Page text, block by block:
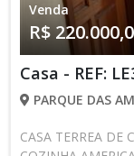
Venda
R$
Casa - REF:
PARQUE DAS
CASA TERREA